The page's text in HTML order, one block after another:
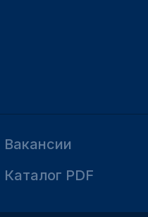
Вакансии
Каталог PDF